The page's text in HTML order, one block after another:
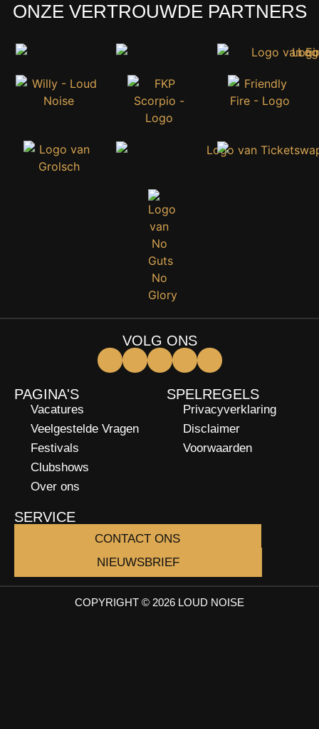
ONZE VERTROUWDE PARTNERS
VOLG ONS
PAGINA'S
Vacatures
Veelgestelde Vragen
Festivals
Clubshows
Over ons
SPELREGELS
Privacyverklaring
Disclaimer
Voorwaarden
SERVICE
CONTACT ONS
NIEUWSBRIEF
COPYRIGHT © 2026 LOUD NOISE